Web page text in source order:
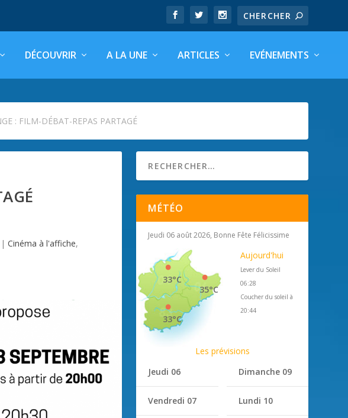
DÉCOUVRIR A LA UNE ARTICLES EVÉNEMENTS
: FILM-DÉBAT-REPAS PARTAGÉ
|Cinéma à l'affiche,
MÉTÉO
Jeudi 06 août 2026, Bonne Fête Félicissime
35°C
33°C
33°C
Aujourd'hui
Lever du Soleil
06:28
Coucher du soleil à
20:44
Les prévisions
Jeudi 06
Vendredi 07
Dimanche 09
Lundi 10